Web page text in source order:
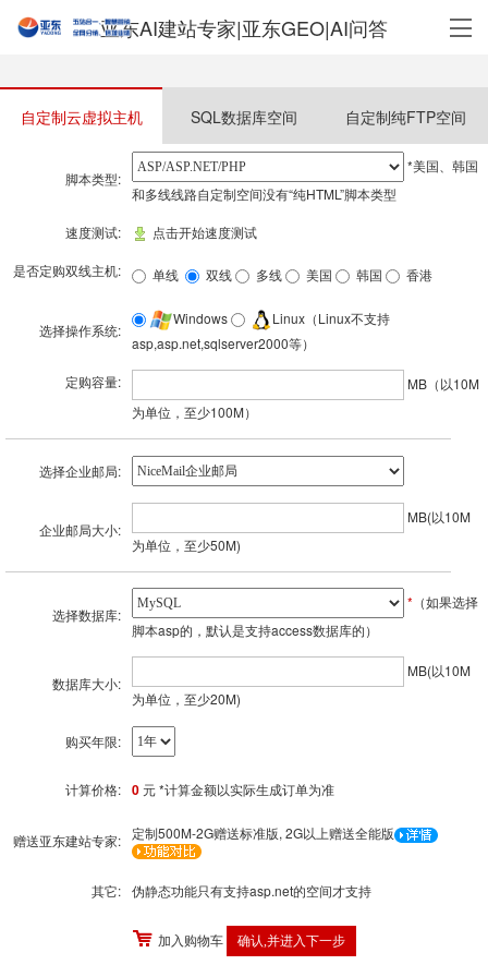
亚东AI建站专家|亚东GEO|AI问答
自定制云虚拟主机 SQL数据库空间 自定制纯FTP空间
脚本类型:
*美国、韩国
和多线线路自定制空间没有“纯HTML”脚本类型
速度测试: 点击开始速度测试
是否定购双线主机: 单线 双线 多线 美国 韩国 香港
选择操作系统:
Windows
Linux（Linux不支持
asp,asp.net,sqlserver2000等）
定购容量:
MB（以10M
为单位，至少100M）
选择企业邮局:
企业邮局大小:
MB(以10M
为单位，至少50M)
选择数据库:
* （如果选择
脚本asp的，默认是支持access数据库的）
数据库大小:
MB(以10M
为单位，至少20M)
购买年限:
计算价格: 0元 *计算金额以实际生成订单为准
赠送亚东建站专家: 定制500M-2G赠送标准版, 2G以上赠送全能版
其它: 伪静态功能只有支持asp.net的空间才支持
加入购物车